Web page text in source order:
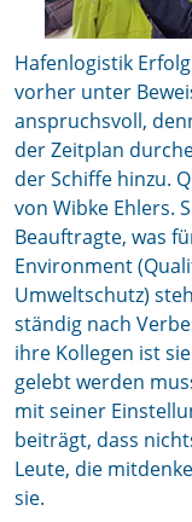
Hafenlogistik
vorher unter
anspruchsvoll,
der Zeitplan
der Schiffe hinzu.
von Wibke Ehlers.
Beauftragte, was
Environment
Umweltschutz)
ständig nach
ihre Kollegen ist
gelebt werden
mit seiner
beiträgt, dass
Leute, die
sie.